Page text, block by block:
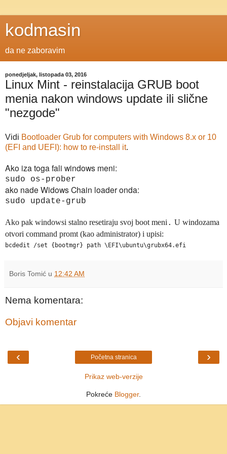
kodmasin
da ne zaboravim
ponedjeljak, listopada 03, 2016
Linux Mint - reinstalacija GRUB boot
menia nakon windows update ili slične
"nezgode"
Vidi Bootloader Grub for computers with Windows 8.x or 10
(EFI and UEFI): how to re-install it.
Ako iza toga fali windows meni:
sudo os-prober
ako nade Widows Chain loader onda:
sudo update-grub
Ako pak windowsi stalno resetiraju svoj boot meni . U windozama
otvori command promt (kao administrator) i upisi:
bcdedit /set {bootmgr} path \EFI\ubuntu\grubx64.efi
Boris Tomić u 12:42 AM
Nema komentara:
Objavi komentar
‹ ›
Početna stranica
Prikaz web-verzije
Pokreće Blogger.